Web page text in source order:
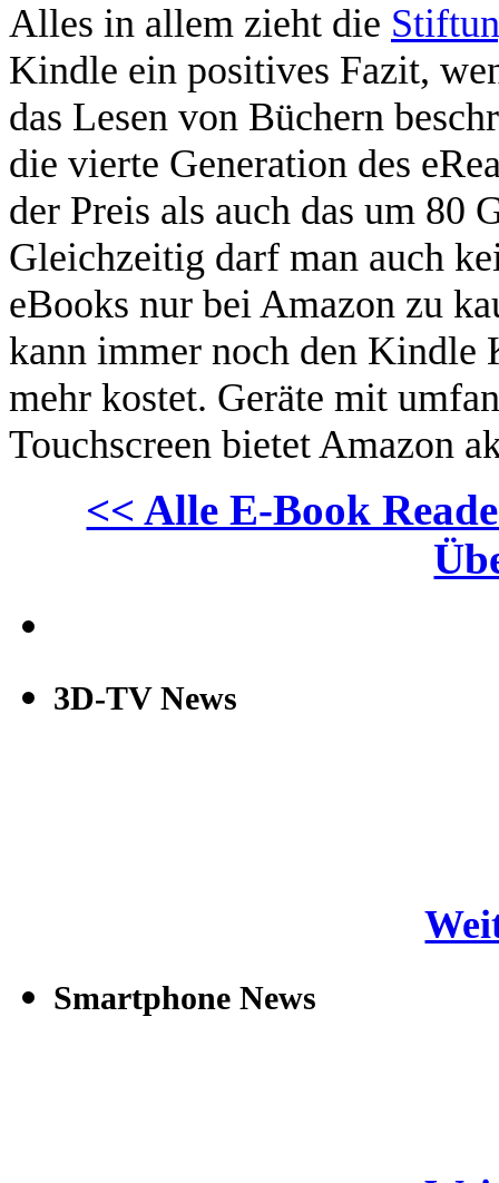
Alles in allem zieht die
Kindle ein positives Fazit,
das Lesen von Büchern
die vierte Generation des
der Preis als auch das um 80
Gleichzeitig darf man auch
eBooks nur bei Amazon zu
kann immer noch den Kindle
mehr kostet. Geräte mit
Touchscreen bietet Amazon
<< Alle E-Book
3D-TV News
Smartphone News